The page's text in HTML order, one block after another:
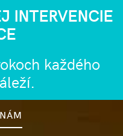
INTERVENCIE
každého